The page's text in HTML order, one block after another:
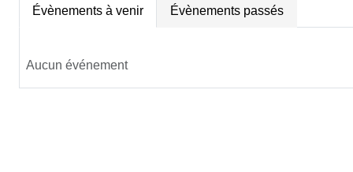
Évènements à venir Évènements passés
Aucun événement